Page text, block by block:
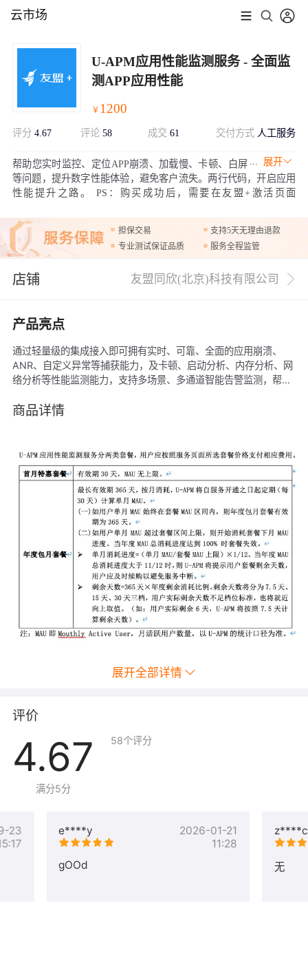
云市场
U-APM应用性能监测服务 - 全面监
测APP应用性能
￥ 1200
评分 4.67 评论 58 成交61 交付方式 人工服务
展开
帮助您实时监控、定位APP崩溃、加载慢、卡顿、白屏
等问题，提升数字性能体验，避免客户流失。两行代码，开启应用
性能提升之路。 PS：购买成功后，需要在友盟+激活页面
担保交易
支持5天无理由退款
专业测试保证品质
服务全程监管
店铺 友盟同欣(北京)科技有限公司
产品亮点
通过轻量级的集成接入即可拥有实时、可靠、全面的应用崩溃、
ANR、自定义异常等捕获能力，及卡顿、启动分析、内存分析、网
络分析等性能监测能力，支持多场景、多通道智能告警监测，帮助
排查时间。
商品详情
展开全部详情
评价
4.67
满分5分
58个评分
e****y
2026-01-21
11:28
gOOd
z****c
无
23